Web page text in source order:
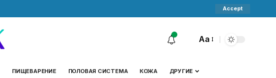
Accept
Aa
ПИЩЕВАРЕНИЕ ПОЛОВАЯ СИСТЕМА КОЖА ДРУГИЕ